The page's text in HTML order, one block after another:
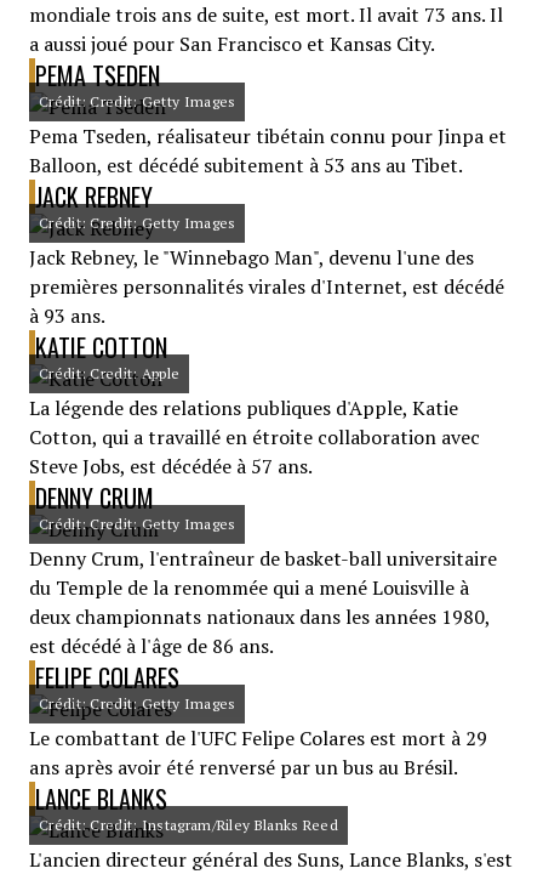
mondiale trois ans de suite, est mort. Il avait 73 ans. Il
a aussi joué pour San Francisco et Kansas City.
PEMA TSEDEN
Crédit: Credit: Getty Images
Pema Tseden, réalisateur tibétain connu pour Jinpa et
Balloon, est décédé subitement à 53 ans au Tibet.
JACK REBNEY
Crédit: Credit: Getty Images
Jack Rebney, le "Winnebago Man", devenu l'une des
premières personnalités virales d'Internet, est décédé
à 93 ans.
KATIE COTTON
Crédit: Credit: Apple
La légende des relations publiques d'Apple, Katie
Cotton, qui a travaillé en étroite collaboration avec
Steve Jobs, est décédée à 57 ans.
DENNY CRUM
Crédit: Credit: Getty Images
Denny Crum, l'entraîneur de basket-ball universitaire
du Temple de la renommée qui a mené Louisville à
deux championnats nationaux dans les années 1980,
est décédé à l'âge de 86 ans.
FELIPE COLARES
Crédit: Credit: Getty Images
Le combattant de l'UFC Felipe Colares est mort à 29
ans après avoir été renversé par un bus au Brésil.
LANCE BLANKS
Crédit: Credit: Instagram/Riley Blanks Reed
L'ancien directeur général des Suns, Lance Blanks, s'est